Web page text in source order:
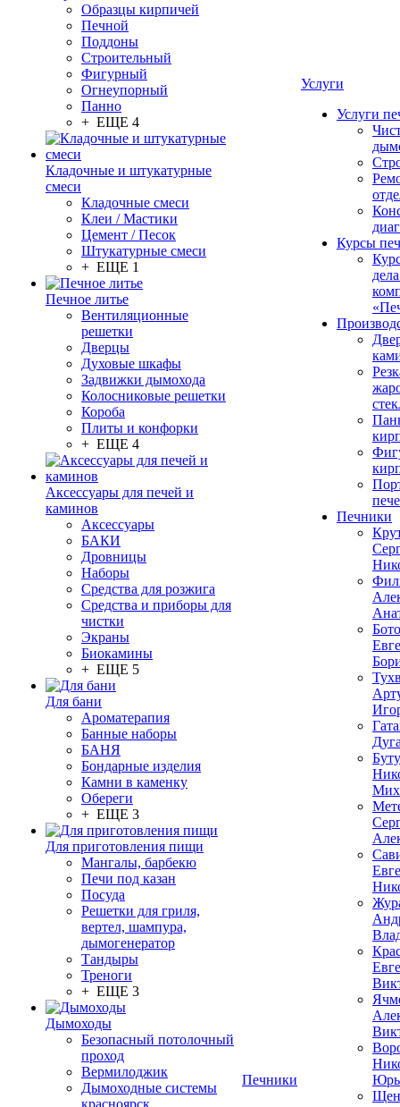
Образцы кирпичей
Печной
Поддоны
Строительный
Фигурный
Огнеупорный
Панно
+ ЕЩЕ 4
Кладочные и штукатурные
смеси
Кладочные смеси
Клеи / Мастики
Цемент / Песок
Штукатурные смеси
+ ЕЩЕ 1
Печное литье
Вентиляционные
решетки
Дверцы
Духовые шкафы
Задвижки дымохода
Колосниковые решетки
Короба
Плиты и конфорки
+ ЕЩЕ 4
Аксессуары для печей и
каминов
Аксессуары
БАКИ
Дровницы
Наборы
Средства для розжига
Средства и приборы для
чистки
Экраны
Биокамины
+ ЕЩЕ 5
Для бани
Ароматерапия
Банные наборы
БАНЯ
Бондарные изделия
Камни в каменку
Обереги
+ ЕЩЕ 3
Для приготовления пищи
Мангалы, барбекю
Печи под казан
Посуда
Решетки для гриля,
вертел, шампура,
дымогенератор
Тандыры
Треноги
+ ЕЩЕ 3
Дымоходы
Безопасный потолочный
проход
Вермилоджик
Дымоходные системы
красноярск
Печники
Услуги
Услуги
Курсы
Печники